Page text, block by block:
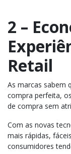
2 –
Retail
As marcas sabem
compra perfeita,
de compra sem
Com as novas
mais rápidas,
consumidores